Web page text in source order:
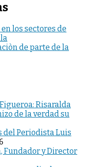
los sectores de
de parte de la
Risaralda
de la verdad su
del Periodista Luis
Fundador y Director